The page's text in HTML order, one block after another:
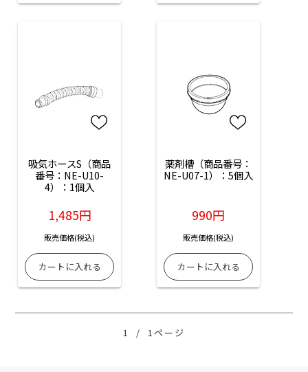
吸気ホースS（商品
番号：NE-U10-
4）：1個入
1,485円
販売価格(税込)
薬剤槽（商品番号：
NE-U07-1）：5個入
990円
販売価格(税込)
1 / 1ページ